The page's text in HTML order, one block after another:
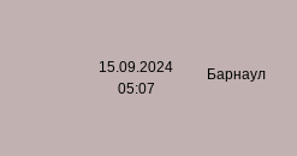
15.09.2024
05:07
Барнаул